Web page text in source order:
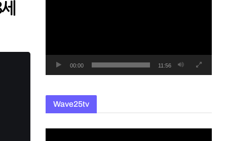
00:00 11:56
Wave25tv